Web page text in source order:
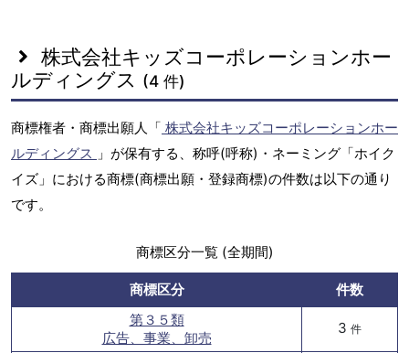
株式会社キッズコーポレーションホー
ルディングス (4 件)
商標権者・商標出願人「 株式会社キッズコーポレーションホー
ルディングス 」が保有する、称呼(呼称)・ネーミング「ホイク
イズ」における商標(商標出願・登録商標)の件数は以下の通り
です。
商標区分一覧 (全期間)
商標区分
件数
第３５類
広告、事業、卸売
3 件